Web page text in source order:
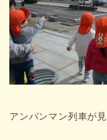
アンパンマン列車が